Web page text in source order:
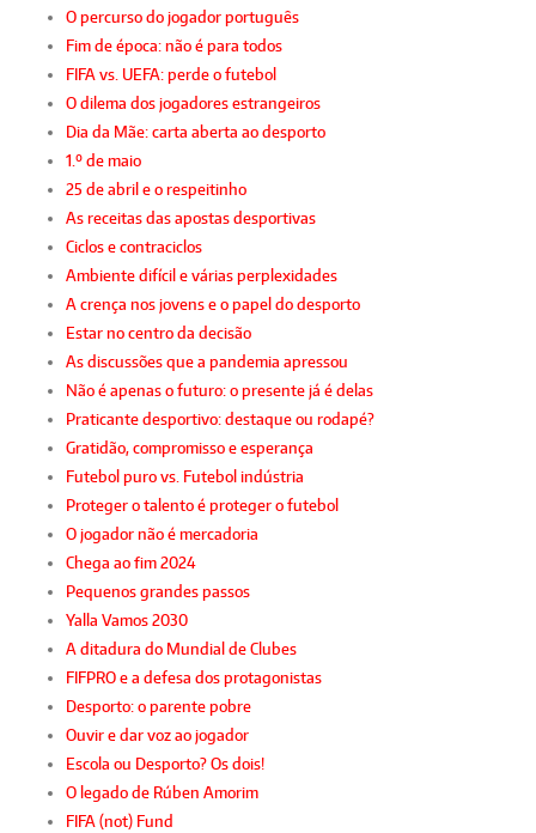
O percurso do jogador português
Fim de época: não é para todos
FIFA vs. UEFA: perde o futebol
O dilema dos jogadores estrangeiros
Dia da Mãe: carta aberta ao desporto
1.º de maio
25 de abril e o respeitinho
As receitas das apostas desportivas
Ciclos e contraciclos
Ambiente difícil e várias perplexidades
A crença nos jovens e o papel do desporto
Estar no centro da decisão
As discussões que a pandemia apressou
Não é apenas o futuro: o presente já é delas
Praticante desportivo: destaque ou rodapé?
Gratidão, compromisso e esperança
Futebol puro vs. Futebol indústria
Proteger o talento é proteger o futebol
O jogador não é mercadoria
Chega ao fim 2024
Pequenos grandes passos
Yalla Vamos 2030
A ditadura do Mundial de Clubes
FIFPRO e a defesa dos protagonistas
Desporto: o parente pobre
Ouvir e dar voz ao jogador
Escola ou Desporto? Os dois!
O legado de Rúben Amorim
FIFA (not) Fund